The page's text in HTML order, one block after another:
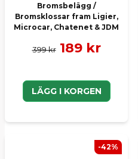
Bromsbelägg /
Bromsklossar fram Ligier,
Microcar, Chatenet & JDM
399 kr 189 kr
LÄGG I KORGEN
-42%